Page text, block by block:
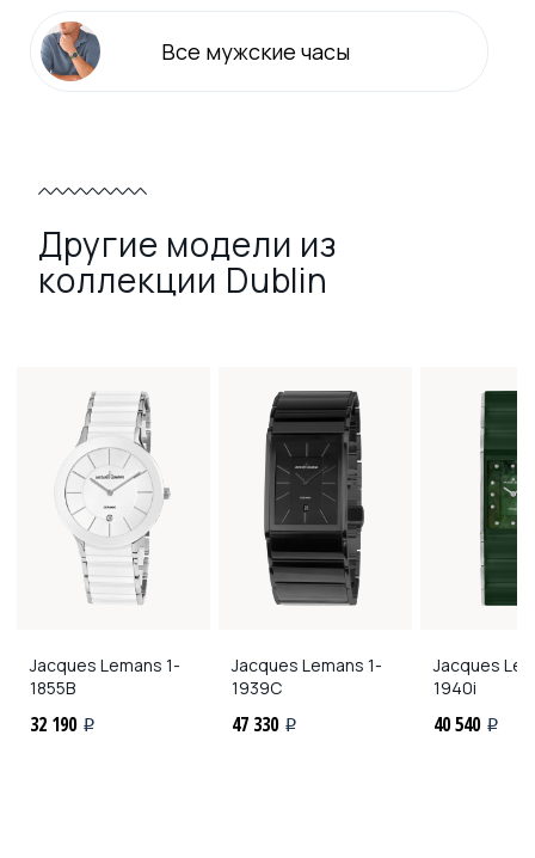
Все мужские часы
Другие модели из
коллекции Dublin
Jacques Lemans 1-
1855B
32 190 i
Jacques Lemans 1-
1939C
47 330 i
Jacques
1940i
40 540 i